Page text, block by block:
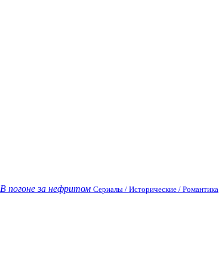
В погоне за нефритом Сериалы / Исторические / Романтика